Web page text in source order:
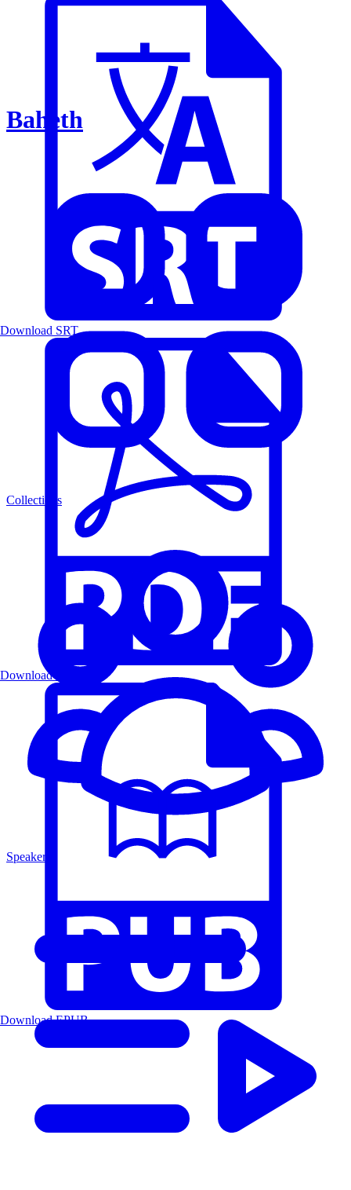
Baheth
Collections
Speakers
Download SRT
Download PDF
Download EPUB